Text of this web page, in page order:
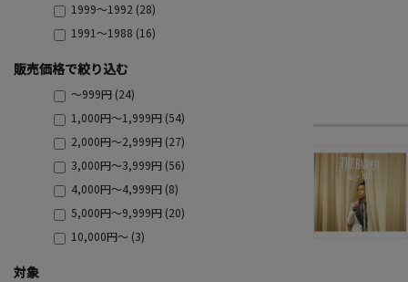
1999～1992 (28)
1991～1988 (16)
販売価格で絞り込む
～999円 (24)
1,000円～1,999円 (54)
2,000円～2,999円 (27)
3,000円～3,999円 (56)
4,000円～4,999円 (8)
5,000円～9,999円 (20)
10,000円～ (3)
対象